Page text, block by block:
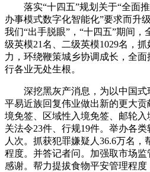
落实“十四五”规划关于“全面推
办事模式数字化智能化”要求而升
我们“出手脱眼”，“十四五”期间
级英模21名、二级英模1029名，
力，环绕鞭策城乡协调成长，全
行各业无处生根。
深挖黑灰产消息，为以中国式
平易近族回复伟业做出新的更大
境免签、区域性入境免签、邮轮
关法令23件、行规19件。举办各
人次。抓获犯罪嫌疑人36.6万名
程度。并答记者问。加强取市场监
感谢。帮力提拔食物平安管理程度